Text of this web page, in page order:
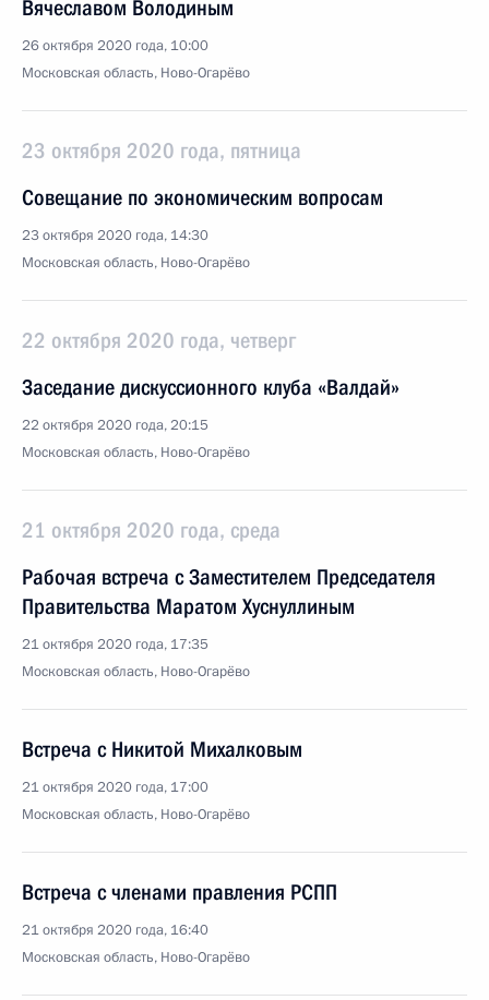
Вячеславом Володиным
26 октября 2020 года, 10:00
Московская область, Ново-Огарёво
23 октября 2020 года, пятница
Совещание по экономическим вопросам
23 октября 2020 года, 14:30
Московская область, Ново-Огарёво
22 октября 2020 года, четверг
Заседание дискуссионного клуба «Валдай»
22 октября 2020 года, 20:15
Московская область, Ново-Огарёво
21 октября 2020 года, среда
Рабочая встреча с Заместителем Председателя
Правительства Маратом Хуснуллиным
21 октября 2020 года, 17:35
Московская область, Ново-Огарёво
Встреча с Никитой Михалковым
21 октября 2020 года, 17:00
Московская область, Ново-Огарёво
Встреча с членами правления РСПП
21 октября 2020 года, 16:40
Московская область, Ново-Огарёво